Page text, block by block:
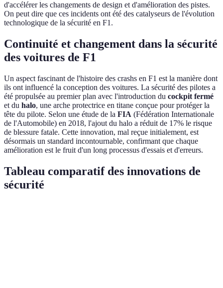
d'accélérer les changements de design et d'amélioration des pistes.
On peut dire que ces incidents ont été des catalyseurs de l'évolution
technologique de la sécurité en F1.
Continuité et changement dans la sécurité
des voitures de F1
Un aspect fascinant de l'histoire des crashs en F1 est la manière dont
ils ont influencé la conception des voitures. La sécurité des pilotes a
été propulsée au premier plan avec l'introduction du cockpit fermé
et du halo, une arche protectrice en titane conçue pour protéger la
tête du pilote. Selon une étude de la FIA (Fédération Internationale
de l'Automobile) en 2018, l'ajout du halo a réduit de 17% le risque
de blessure fatale. Cette innovation, mal reçue initialement, est
désormais un standard incontournable, confirmant que chaque
amélioration est le fruit d'un long processus d'essais et d'erreurs.
Tableau comparatif des innovations de
sécurité